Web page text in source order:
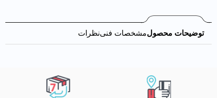
توضیحات محصولمشخصات فنینظرات